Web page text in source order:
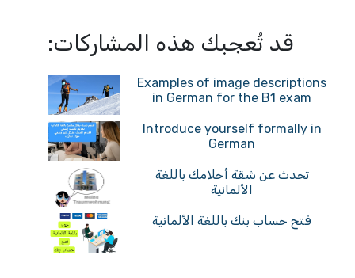
قد تُعجبك هذه المشاركات:
Examples of image descriptions
in German for the B1 exam
Introduce yourself formally in
German
تحدث عن شقة أحلامك باللغة
الألمانية
فتح حساب بنك باللغة الألمانية